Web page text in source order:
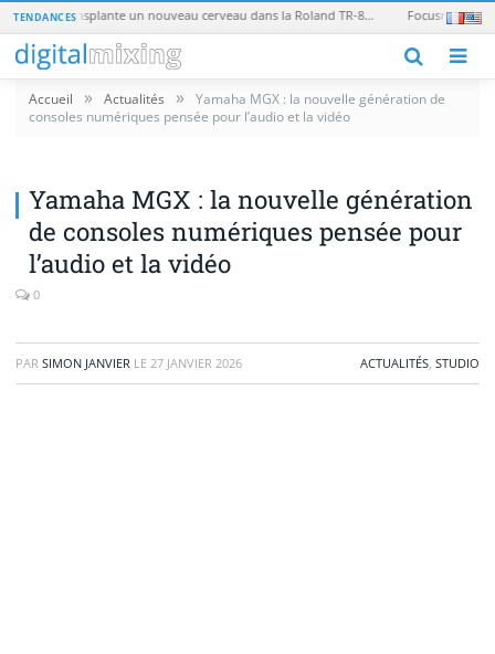
TENDANCES Tubbutec TR-8oh8 : le mod qui transplante un nouveau cerveau dans la Roland TR-808
Accueil » Actualités »
Yamaha MGX : la nouvelle génération de
consoles numériques pensée pour l’audio et la vidéo
Yamaha MGX : la nouvelle génération
de consoles numériques pensée pour
l’audio et la vidéo
0
PAR SIMON JANVIER LE 27 JANVIER 2026 ACTUALITÉS, STUDIO